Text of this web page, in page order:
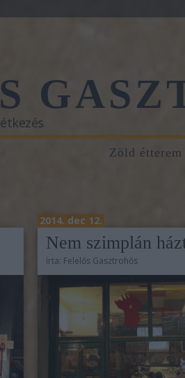
Zöld étterem
2014. dec 12.
Nem szimplán
írta: Felelős Gasztrohős